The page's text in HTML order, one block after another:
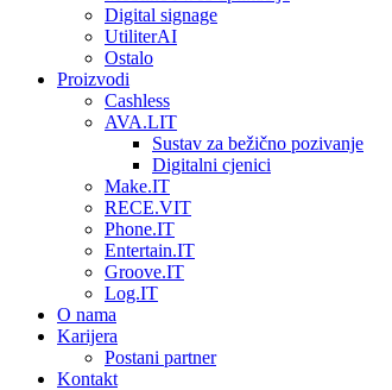
Digital signage
UtiliterAI
Ostalo
Proizvodi
Cashless
AVA.LIT
Sustav za bežično pozivanje
Digitalni cjenici
Make.IT
RECE.VIT
Phone.IT
Entertain.IT
Groove.IT
Log.IT
O nama
Karijera
Postani partner
Kontakt